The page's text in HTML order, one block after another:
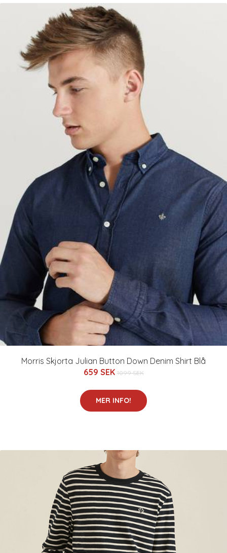
Morris Skjorta Julian Button Down Denim Shirt Blå
659 SEK 1099 SEK
MER INFO!